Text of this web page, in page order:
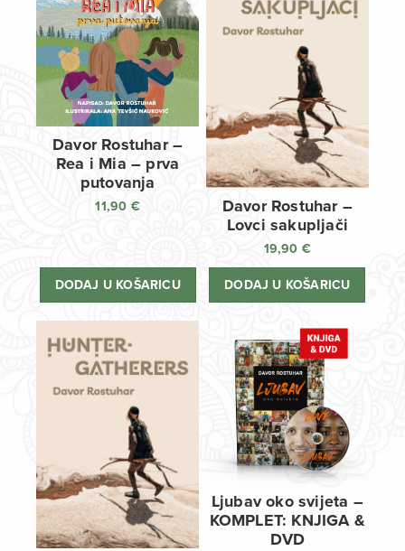
Davor Rostuhar –
Rea i Mia – prva
putovanja
11,90 €
DODAJ U KOŠARICU
Davor Rostuhar –
Lovci sakupljači
19,90 €
DODAJ U KOŠARICU
Ljubav oko svijeta –
KOMPLET: KNJIGA &
DVD